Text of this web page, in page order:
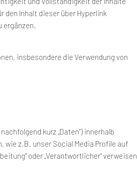
Inhalt dieser über Hyperlink
ergänzen.
insbesondere die Verwendung von
kurz „Daten“) innerhalb
wie z.B. unser Social Media Profile auf
oder „Verantwortlicher“ verweisen